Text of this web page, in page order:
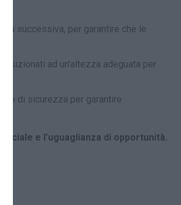
successiva, per garantire che le
ad un’altezza adeguata per
di sicurezza per garantire
e l’uguaglianza di opportunità.